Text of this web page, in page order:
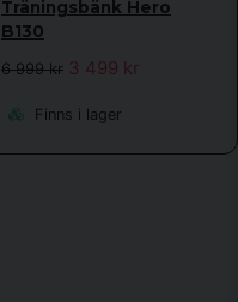
Träningsbänk Hero
B130
6 999 kr 3 499 kr
Finns i lager